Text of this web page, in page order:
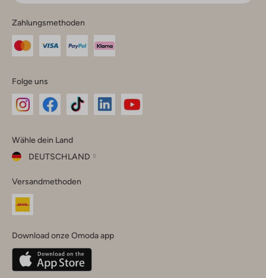
Zahlungsmethoden
Folge uns
Instagram
Facebook
TikTok
Wähle dein Land
DEUTSCHLAND
dein
Land
Belgique(Français)
Deutschland
Versandmethoden
Download onze Omoda app